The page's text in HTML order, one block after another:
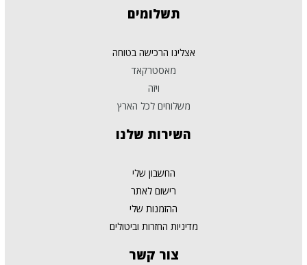
תשלומים
אצלינו הרכישה בטוחה
מאסטרקאד
ויזה
משלוחים לכל הארץ
השירות שלנו
החשבון שלי
רישום לאתר
ההזמנות שלי
מדיניות החזרות וביטולים
צור קשר